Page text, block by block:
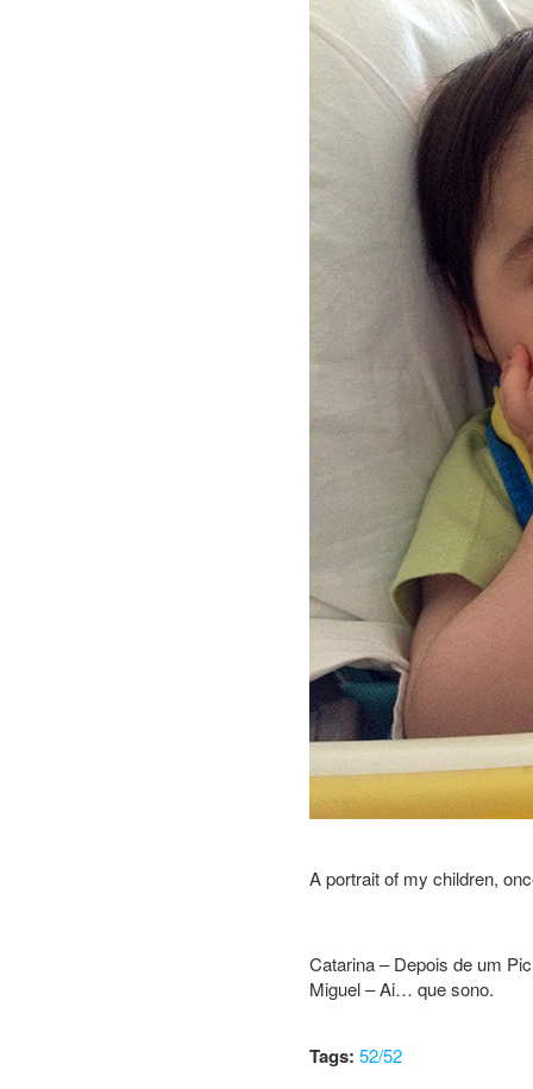
A portrait of my children,
Catarina – Depois de um
Miguel – Ai… que sono.
Tags: 52/52